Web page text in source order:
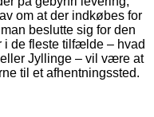
om at der indkøbes for
beslutte sig for den
i de fleste tilfælde – hvad
Jyllinge – vil være at
til et afhentningssted.